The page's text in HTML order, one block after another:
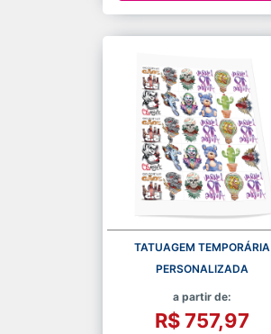
TATUAGEM TEMPORÁRIA
PERSONALIZADA
a partir de:
R$ 757,97